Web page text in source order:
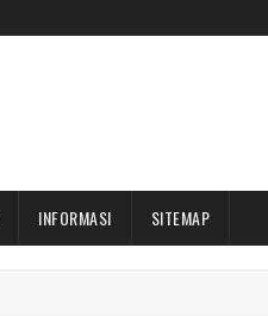
INFORMASI SITEMAP